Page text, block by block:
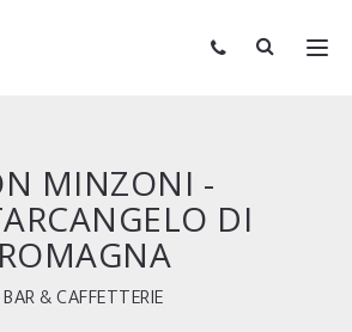
MINZONI -
DI
ROMAGNA
BAR & CAFFETTERIE